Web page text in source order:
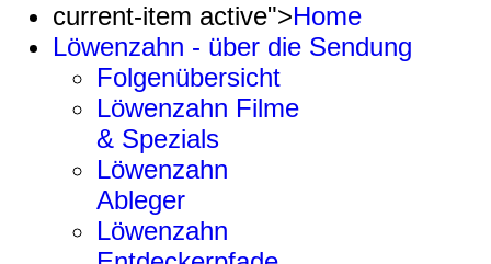
current-item active">Home
Löwenzahn - über die Sendung
Folgenübersicht
Löwenzahn Filme
& Spezials
Löwenzahn
Ableger
Löwenzahn